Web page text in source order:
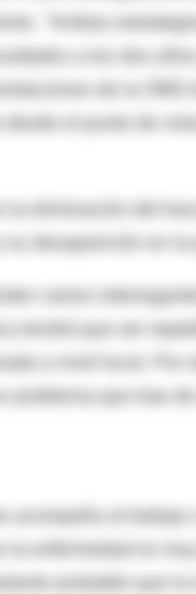
"Ambas
a los dos
de la
la eliminación del
desaparición en la
varios
tendrá que ser
a nivel local. Por
la enfermedad es
probable que